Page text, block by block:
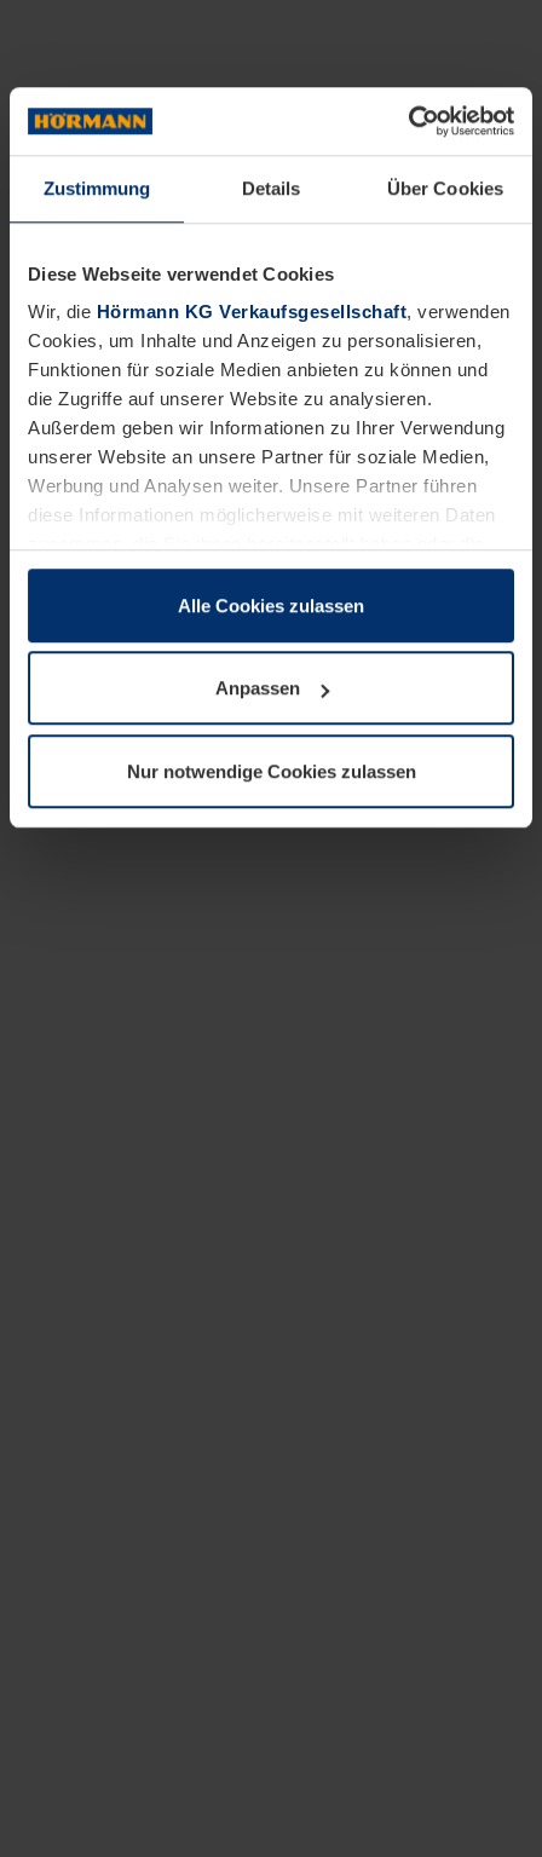
Zustimmung Details Über Cookies
Diese Webseite verwendet Cookies
Wir, die Hörmann KG Verkaufsgesellschaft, verwenden
Cookies, um Inhalte und Anzeigen zu personalisieren,
Funktionen für soziale Medien anbieten zu können und
die Zugriffe auf unserer Website zu analysieren.
Außerdem geben wir Informationen zu Ihrer Verwendung
unserer Website an unsere Partner für soziale Medien,
Werbung und Analysen weiter. Unsere Partner führen
diese Informationen möglicherweise mit weiteren Daten
sie im Rahmen Ihrer Nutzung der Dienste gesammelt
wenn diese für den Betrieb dieser Seite unbedingt
notwendig sind. Für alle anderen Cookie-Typen benötigen
wir Ihre Erlaubnis. Ihre Einwilligung können Sie jederzeit
Datenschutzerklärungunserer Website ändern oder
widerrufen.
Alle Cookies zulassen
Anpassen
Nur notwendige Cookies zulassen